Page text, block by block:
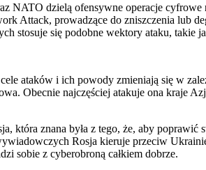
NATO dzielą ofensywne operacje
Attack, prowadzące do zniszczenia lub
stosuje się podobne wektory ataku, takie
ataków i ich powody zmieniają się w
Obecnie najczęściej atakuje ona kraje
znana była z tego, że, aby poprawić
Rosja kieruje przeciw
sobie z cyberobroną całkiem dobrze.